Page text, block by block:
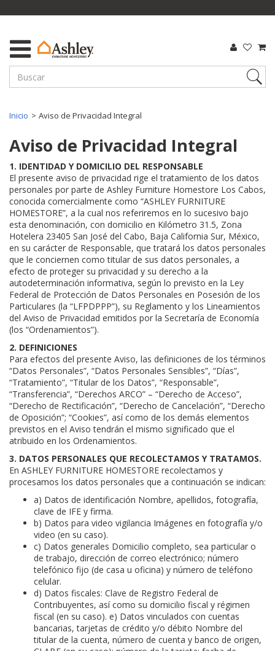
Inicio Aviso de Privacidad Integral
Aviso de Privacidad Integral
1. IDENTIDAD Y DOMICILIO DEL RESPONSABLE
El presente aviso de privacidad rige el tratamiento de los datos
personales por parte de Ashley Furniture Homestore Los Cabos,
conocida comercialmente como “ASHLEY FURNITURE
HOMESTORE”, a la cual nos referiremos en lo sucesivo bajo
esta denominación, con domicilio en Kilómetro 31.5, Zona
Hotelera 23405 San José del Cabo, Baja California Sur, México,
en su carácter de Responsable, que tratará los datos personales
que le conciernen como titular de sus datos personales, a
efecto de proteger su privacidad y su derecho a la
autodeterminación informativa, según lo previsto en la Ley
Federal de Protección de Datos Personales en Posesión de los
Particulares (la “LFPDPPP”), su Reglamento y los Lineamientos
del Aviso de Privacidad emitidos por la Secretaría de Economía
(los “Ordenamientos”).
2. DEFINICIONES
Para efectos del presente Aviso, las definiciones de los términos
“Datos Personales”, “Datos Personales Sensibles”, “Días”,
“Tratamiento”, “Titular de los Datos”, “Responsable”,
“Transferencia”, “Derechos ARCO” – “Derecho de Acceso”,
“Derecho de Rectificación”, “Derecho de Cancelación”, “Derecho
de Oposición”; “Cookies”, así como de los demás elementos
previstos en el Aviso tendrán el mismo significado que el
atribuido en los Ordenamientos.
3. DATOS PERSONALES QUE RECOLECTAMOS Y TRATAMOS.
En ASHLEY FURNITURE HOMESTORE recolectamos y
procesamos los datos personales que a continuación se indican:
a) Datos de identificación Nombre, apellidos, fotografía,
clave de IFE y firma.
b) Datos para video vigilancia Imágenes en fotografía y/o
video (en su caso).
c) Datos generales Domicilio completo, sea particular o
de trabajo, dirección de correo electrónico; número
telefónico fijo (de casa u oficina) y número de teléfono
celular.
d) Datos fiscales: Clave de Registro Federal de
Contribuyentes, así como su domicilio fiscal y régimen
fiscal (en su caso). e) Datos vinculados con cuentas
bancarias, tarjetas de crédito y/o débito Nombre del
titular de la cuenta, número de cuenta y banco de origen,